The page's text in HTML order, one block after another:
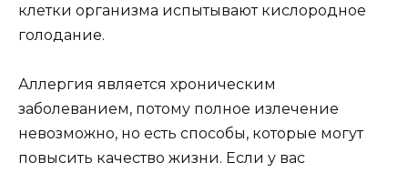
клетки организма испытывают кислородное
голодание.
Аллергия является хроническим
заболеванием, потому полное излечение
невозможно, но есть способы, которые могут
повысить качество жизни. Если у вас